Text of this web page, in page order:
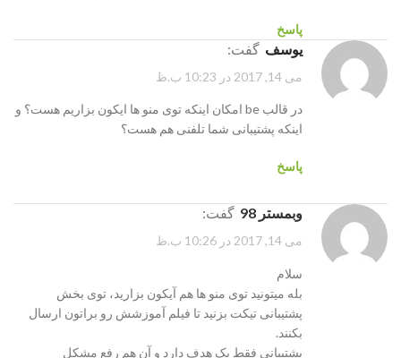
پاسخ
یوسف گفت:
می 14, 2017 در 10:23 ب.ظ
در قالب be امکان اینکه توی منو ها ایکون بزاریم هست؟ و
اینکه پشتیبانی شما تلفنی هم هست؟
پاسخ
وبمستر 98 گفت:
می 14, 2017 در 10:26 ب.ظ
سلام
بله میتونید توی منو ها هم آیکون بزارید، توی بخش
پشتیبانی تیکت بزنید تا فیلم آموزشش رو براتون ارسال
بکنند.
پشتیبانی فقط یک هدف دارد و آن هم رفع مشکل